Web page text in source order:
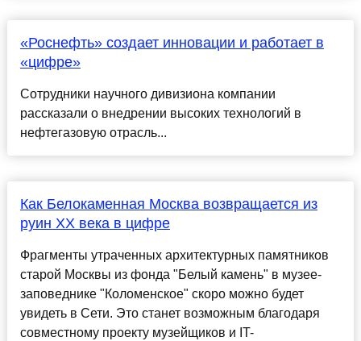
«Роснефть» создает инновации и работает в
«цифре»
Сотрудники научного дивизиона компании
рассказали о внедрении высоких технологий в
нефтегазовую отрасль...
Как Белокаменная Москва возвращается из
руин XX века в цифре
Фрагменты утраченных архитектурных памятников
старой Москвы из фонда "Белый камень" в музее-
заповеднике "Коломенское" скоро можно будет
увидеть в Сети. Это станет возможным благодаря
совместному проекту музейщиков и IT-